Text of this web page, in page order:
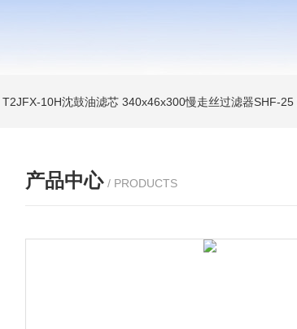
T2JFX-10H沈鼓油滤芯 340x46x300慢走丝过滤器SHF-25
产品中心 / PRODUCTS